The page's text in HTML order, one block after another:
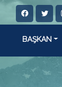
BAŞKAN